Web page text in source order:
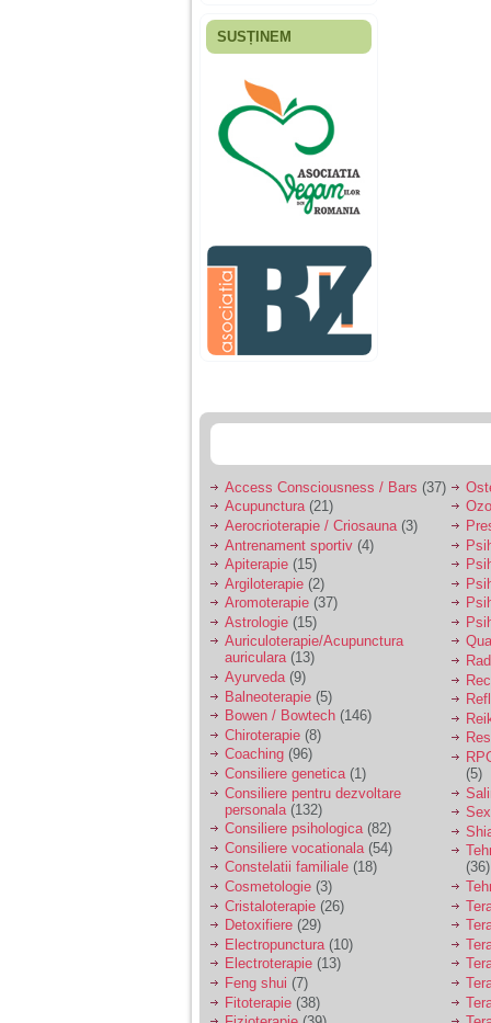
Fiica mea s-a nascut
ani, privind in urma
realizez cat de multe
greseli am facut in
educatia si cresterea
ei, am fost o mama
egoista, preocupata
de implinirea
profesionala, cand ea
era mica am neglijat-
agresiva, orice
greseala era taxata cu
o palma sau pedepse.
De 4 ani am o relatie
serioasa cu un barbat
sa se manifeste o
Ma aflu aici pentru ca
vreau sa stiu daca am
nevoie de un psiholog
sau psihiatru.
Sunt casatorita, am
31 de ani si un copil in
varsta de 2 ani care
mi-e lumina ochilor.
De ceva timp simt ca
mi s-a adunat
oboseala, o oboseala
cronica de care nu pot
scapa si simt ca din
cauza ei nu pot
controla nervii si
cateodata are copilul
de suferit.
Am o bariera peste
care nu pot trece:
prietena mea a ramas
insarcinata cu o fata.
Am fost de comun
acord sa facem un
copil, cu gandul ca e
baiat.
SUSȚINEM
Access Consciousness / Bars (37)
Acupunctura(21)
Aerocrioterapie / Criosauna (3)
Antrenament sportiv (4)
Apiterapie (15)
Argiloterapie (2)
Aromoterapie (37)
Astrologie (15)
Auriculoterapie/Acupunctura
auriculara(13)
Ayurveda(9)
Balneoterapie (5)
Bowen / Bowtech (146)
Chiroterapie (8)
Coaching (96)
Consiliere genetica(1)
Consiliere pentru dezvoltare
personala (132)
Consiliere psihologica(82)
Consiliere vocationala (54)
Constelatii familiale (18)
Cosmetologie (3)
Cristaloterapie (26)
Detoxifiere (29)
Electropunctura (10)
Electroterapie (13)
Feng shui (7)
Fitoterapie (38)
(5)
(36)